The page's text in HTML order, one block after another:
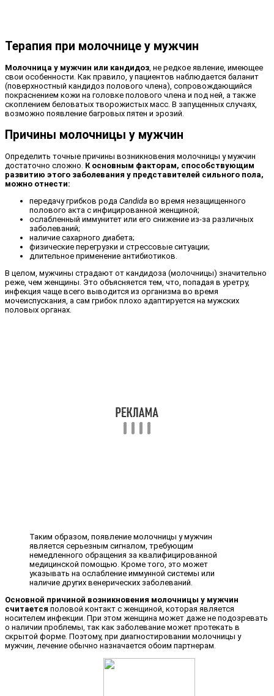
Терапия при молочнице у мужчин
Молочница у мужчин или кандидоз, не редкое явление, имеющее
свои особенности. Как правило, у пациентов наблюдается баланит
(поверхностный кандидоз полового члена), сопровождающийся
покраснением кожи на головке полового члена и под ней, а также
скоплением беловатых творожистых масс. В запущенных случаях,
возможно появление багровых пятен и эрозий.
Причины молочницы у мужчин
Определить точные причины возникновения молочницы у мужчин
достаточно сложно. К основным факторам, способствующим
развитию этого заболевания у представителей сильного пола,
можно отнести:
передачу грибков рода Candida во время незащищенного
полового акта с инфицированной женщиной;
ослабленный иммунитет или его снижение из-за различных
заболеваний;
наличие сахарного диабета;
физические перегрузки и стрессовые ситуации;
длительное применение антибиотиков.
В целом, мужчины страдают от кандидоза (молочницы) значительно
реже, чем женщины. Это объясняется тем, что, попадая в уретру,
инфекция чаще всего выводится из организма во время
мочеиспускания, а сам грибок плохо адаптируется на мужских
половых органах.
Таким образом, появление молочницы у мужчин
является серьезным сигналом, требующим
немедленного обращения за квалифицированной
медицинской помощью. Кроме того, это может
указывать на ослабление иммунной системы или
наличие других венерических заболеваний.
Основной причиной возникновения молочницы у мужчин
считается половой контакт с женщиной, которая является
носителем инфекции. При этом женщина может даже не подозревать
о наличии проблемы, так как заболевание может протекать в
скрытой форме. Поэтому, при диагностировании молочницы у
мужчин, лечение обычно назначается обоим партнерам.